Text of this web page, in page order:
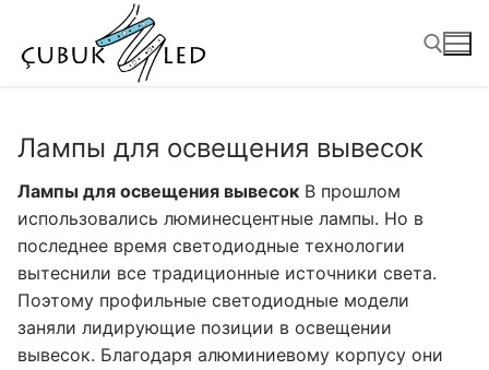
АНАСАЙФА
Лампы для освещения вывесок
Лампы для освещения вывесок В прошлом
использовались люминесцентные лампы. Но в
последнее время светодиодные технологии
вытеснили все традиционные источники света.
Поэтому профильные светодиодные модели
заняли лидирующие позиции в освещении
вывесок. Благодаря алюминиевому корпусу они